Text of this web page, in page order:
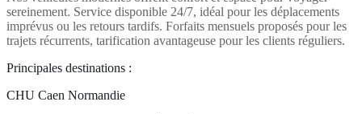
sereinement. Service disponible 24/7, idéal pour les déplacements
imprévus ou les retours tardifs. Forfaits mensuels proposés pour les
trajets récurrents, tarification avantageuse pour les clients réguliers.
Principales destinations :
CHU Caen Normandie